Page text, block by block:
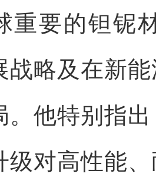
重要的钽铌
战略及在新
。他特别指
级对高性能